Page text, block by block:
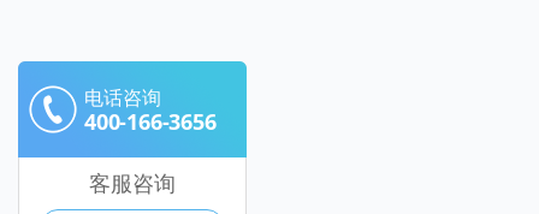
电话咨询
400-166-3656
客服咨询